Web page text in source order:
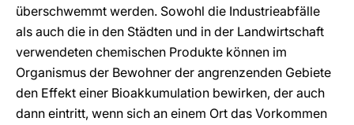
überschwemmt werden. Sowohl die Industrieabfälle
als auch die in den Städten und in der Landwirtschaft
verwendeten chemischen Produkte können im
Organismus der Bewohner der angrenzenden Gebiete
den Effekt einer Bioakkumulation bewirken, der auch
dann eintritt, wenn sich an einem Ort das Vorkommen